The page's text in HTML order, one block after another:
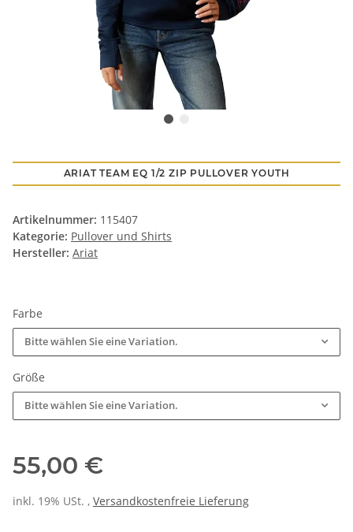
ARIAT TEAM EQ 1/2 ZIP PULLOVER YOUTH
Artikelnummer: 115407
Kategorie: Pullover und Shirts
Hersteller: Ariat
Farbe
Bitte wählen Sie eine Variation.
Größe
Bitte wählen Sie eine Variation.
55,00 €
inkl. 19% USt. , Versandkostenfreie Lieferung